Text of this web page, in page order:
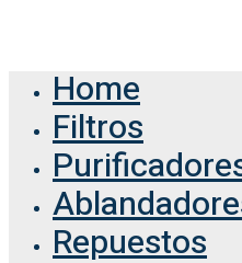
Home
Filtros
Repuestos